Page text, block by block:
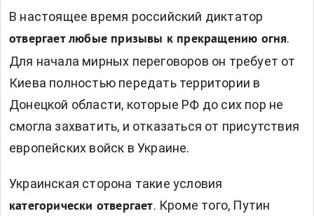
В настоящее время российский диктатор
отвергает любые призывы к прекращению огня.
Для начала мирных переговоров он требует от
Киева полностью передать территории в
Донецкой области, которые РФ до сих пор не
смогла захватить, и отказаться от присутствия
европейских войск в Украине.
Украинская сторона такие условия
категорически отвергает. Кроме того, Путин